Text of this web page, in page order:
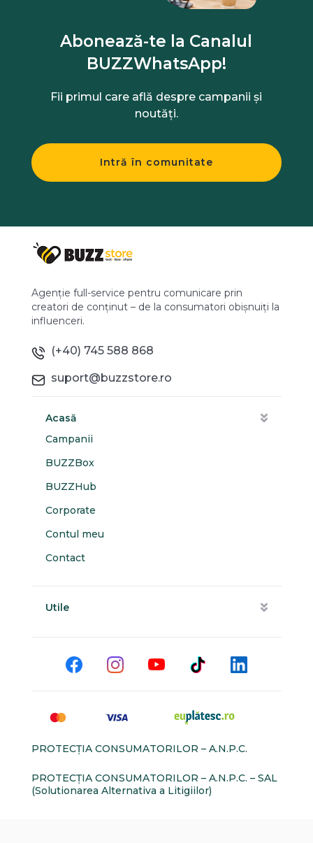
Abonează-te la Canalul
BUZZWhatsApp!
Fii primul care află despre campanii și
noutăți.
Intră în comunitate
Agenție full-service pentru comunicare prin
creatori de conținut – de la consumatori obișnuiți la
influenceri.
(+40) 745 588 868
suport@buzzstore.ro
Acasă
Campanii
BUZZBox
BUZZHub
Corporate
Contul meu
Contact
Utile
PROTECŢIA CONSUMATORILOR – A.N.P.C.
PROTECŢIA CONSUMATORILOR – A.N.P.C. – SAL
(Solutionarea Alternativa a Litigiilor)